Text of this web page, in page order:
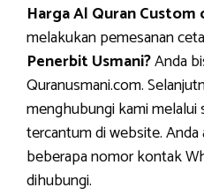
Harga Al Quran
melakukan pemesanan
Penerbit Usmani?Anda
Quranusmani.com.
menghubungi kami
tercantum di website.
beberapa nomor kontak
dihubungi.